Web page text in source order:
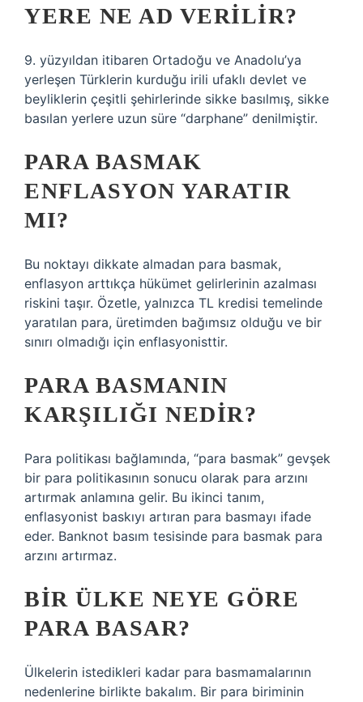
YERE NE AD VERILIR?
9. yüzyıldan itibaren Ortadoğu ve Anadolu’ya
yerleşen Türklerin kurduğu irili ufaklı devlet ve
beyliklerin çeşitli şehirlerinde sikke basılmış, sikke
basılan yerlere uzun süre “darphane” denilmiştir.
PARA BASMAK
ENFLASYON YARATIR
MI?
Bu noktayı dikkate almadan para basmak,
enflasyon arttıkça hükümet gelirlerinin azalması
riskini taşır. Özetle, yalnızca TL kredisi temelinde
yaratılan para, üretimden bağımsız olduğu ve bir
sınırı olmadığı için enflasyonisttir.
PARA BASMANIN
KARŞILIĞI NEDIR?
Para politikası bağlamında, “para basmak” gevşek
bir para politikasının sonucu olarak para arzını
artırmak anlamına gelir. Bu ikinci tanım,
enflasyonist baskıyı artıran para basmayı ifade
eder. Banknot basım tesisinde para basmak para
arzını artırmaz.
BIR ÜLKE NEYE GÖRE
PARA BASAR?
Ülkelerin istedikleri kadar para basmamalarının
nedenlerine birlikte bakalım. Bir para biriminin